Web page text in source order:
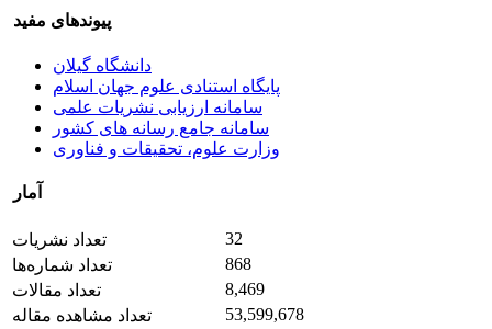
پیوندهای مفید
دانشگاه گیلان
پایگاه استنادی علوم جهان اسلام
سامانه ارزیابی نشریات علمی
سامانه جامع رسانه های کشور
وزارت علوم، تحقیقات و فناوری
آمار
تعداد نشریات
32
تعداد شماره‌ها
868
تعداد مقالات
8,469
تعداد مشاهده مقاله
53,599,678